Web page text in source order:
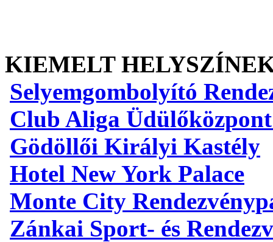
KIEMELT
Selyemgombolyító
Club Aliga Üdülőközpont
Gödöllői Királyi Kastély
Hotel New York Palace
Monte City
Zánkai Sport- és